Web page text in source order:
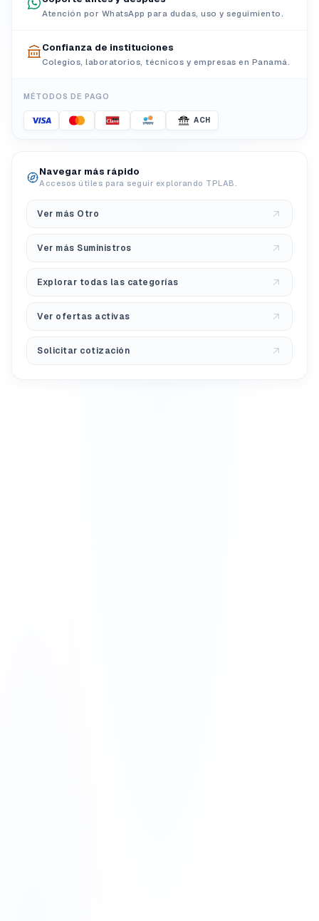
Atención por WhatsApp para dudas, uso y seguimiento.
Confianza de instituciones
Colegios, laboratorios, técnicos y empresas en Panamá.
MÉTODOS DE PAGO
ACH
Navegar más rápido
Accesos útiles para seguir explorando TPLAB.
Ver más Otro
Ver más Suministros
Explorar todas las categorías
Ver ofertas activas
Solicitar cotización